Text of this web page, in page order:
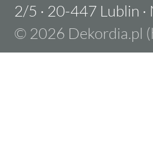
2/5 · 20-447 Lublin ·
© 2026 Dekordia.pl